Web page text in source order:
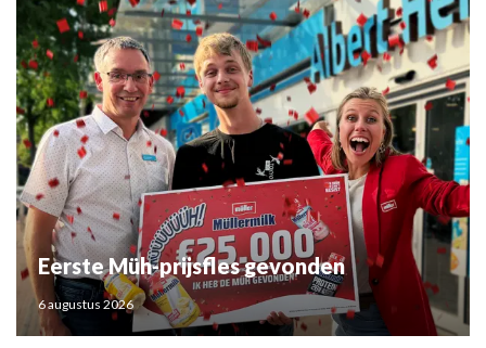
Eerste Müh-prijsfles gevonden
6 augustus 2026